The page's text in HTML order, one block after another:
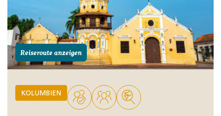
Reiseroute anzeigen
KOLUMBIEN